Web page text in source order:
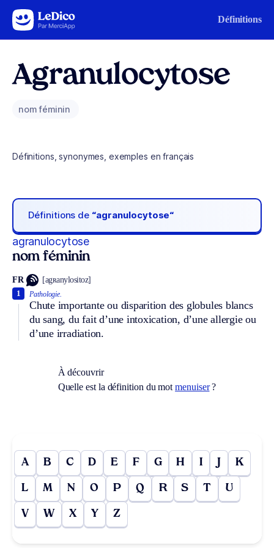
Aller au contenu Définitions
Agranulocytose
nom féminin
Définitions, synonymes, exemples en français
Définitions de “agranulocytose“
agranulocytose
nom féminin
FR [agʀanylositoz]
Pathologie.
Chute importante ou disparition des globules blancs
du sang, du fait d’une intoxication, d’une allergie ou
d’une irradiation.
1
À découvrir
Quelle est la définition du motmenuiser?
A B C D E F G H I J K
L M N O P Q R S T U
V W X Y Z